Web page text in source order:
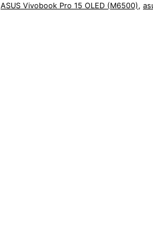
ASUS Vivobook Pro 15 OLED (M6500),